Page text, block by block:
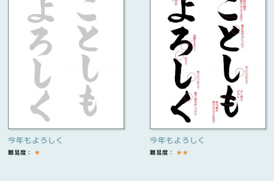
今年もよろしく
難易度： ★
今年もよろしく
難易度： ★★